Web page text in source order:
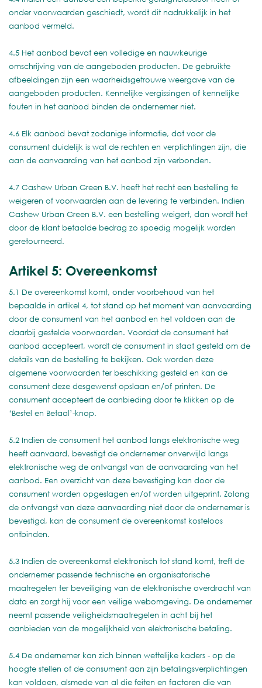
onder voorwaarden geschiedt, wordt dit nadrukkelijk in het
aanbod vermeld.
4.5 Het aanbod bevat een volledige en nauwkeurige
omschrijving van de aangeboden producten. De gebruikte
afbeeldingen zijn een waarheidsgetrouwe weergave van de
aangeboden producten. Kennelijke vergissingen of kennelijke
fouten in het aanbod binden de ondernemer niet.
4.6 Elk aanbod bevat zodanige informatie, dat voor de
consument duidelijk is wat de rechten en verplichtingen zijn, die
aan de aanvaarding van het aanbod zijn verbonden.
4.7 Cashew Urban Green B.V. heeft het recht een bestelling te
weigeren of voorwaarden aan de levering te verbinden. Indien
Cashew Urban Green B.V. een bestelling weigert, dan wordt het
door de klant betaalde bedrag zo spoedig mogelijk worden
geretourneerd.
Artikel 5: Overeenkomst
5.1 De overeenkomst komt, onder voorbehoud van het
bepaalde in artikel 4, tot stand op het moment van aanvaarding
door de consument van het aanbod en het voldoen aan de
daarbij gestelde voorwaarden. Voordat de consument het
aanbod accepteert, wordt de consument in staat gesteld om de
details van de bestelling te bekijken. Ook worden deze
algemene voorwaarden ter beschikking gesteld en kan de
consument deze desgewenst opslaan en/of printen. De
consument accepteert de aanbieding door te klikken op de
‘Bestel en Betaal’-knop.
5.2 Indien de consument het aanbod langs elektronische weg
heeft aanvaard, bevestigt de ondernemer onverwijld langs
elektronische weg de ontvangst van de aanvaarding van het
aanbod. Een overzicht van deze bevestiging kan door de
consument worden opgeslagen en/of worden uitgeprint. Zolang
de ontvangst van deze aanvaarding niet door de ondernemer is
bevestigd, kan de consument de overeenkomst kosteloos
ontbinden.
5.3 Indien de overeenkomst elektronisch tot stand komt, treft de
ondernemer passende technische en organisatorische
maatregelen ter beveiliging van de elektronische overdracht van
data en zorgt hij voor een veilige webomgeving. De ondernemer
neemt passende veiligheidsmaatregelen in acht bij het
aanbieden van de mogelijkheid van elektronische betaling.
5.4 De ondernemer kan zich binnen wettelijke kaders - op de
hoogte stellen of de consument aan zijn betalingsverplichtingen
kan voldoen, alsmede van al die feiten en factoren die van